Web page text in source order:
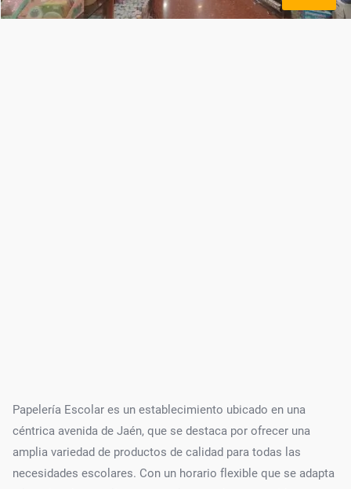
Papelería Escolar es un establecimiento ubicado en una
céntrica avenida de Jaén, que se destaca por ofrecer una
amplia variedad de productos de calidad para todas las
necesidades escolares. Con un horario flexible que se adapta